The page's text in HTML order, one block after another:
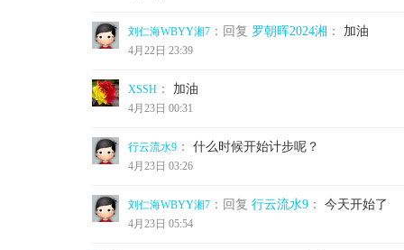
刘仁海WBYY湘7 ：回复 罗朝晖2024湘 ： 加油
4月22日 23:39
XSSH ： 加油
4月23日 00:31
行云流水9 ： 什么时候开始计步呢？
4月23日 03:26
刘仁海WBYY湘7 ：回复 行云流水9 ： 今天开始了
4月23日 05:54